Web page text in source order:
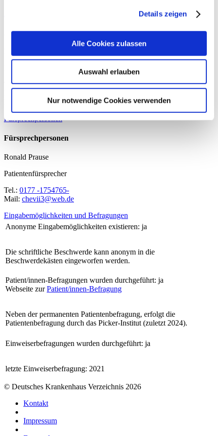
Details zeigen
Alle Cookies zulassen
Auswahl erlauben
Nur notwendige Cookies verwenden
Ansprechpersonen
Pflegedirektorin und Qualitätsmanagementbeauftragte
Tel.:0355 -480-1014
ed.anas@nnamhel.aleunam
Fürsprechpersonen
Fürsprechpersonen
Ronald Prause
Patientenfürsprecher
Tel.: 0177 -1754765-
Mail: ed.bew@3iivehc
Eingabemöglichkeiten und Befragungen
Anonyme Eingabemöglichkeiten existieren: ja
Die schriftliche Beschwerde kann anonym in die
Beschwerdekästen eingeworfen werden.
Patient/innen-Befragungen wurden durchgeführt: ja
Webseite zurPatient/innen-Befragung
Neben der permanenten Patientenbefragung, erfolgt die
Patientenbefragung durch das Picker-Institut (zuletzt 2024).
Einweiserbefragungen wurden durchgeführt: ja
letzte Einweiserbefragung: 2021
© Deutsches Krankenhaus Verzeichnis 2026
Kontakt
Impressum